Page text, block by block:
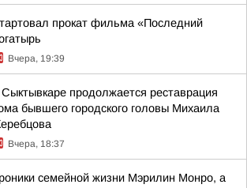
прокат фильма «Последний
Вчера, 19:39
продолжается реставрация
бывшего городского головы Михаила
Вчера, 18:37
семейной жизни Мэрилин Монро, а